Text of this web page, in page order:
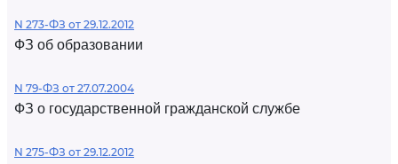
N 273-ФЗ от 29.12.2012
ФЗ об образовании
N 79-ФЗ от 27.07.2004
ФЗ о государственной гражданской службе
N 275-ФЗ от 29.12.2012